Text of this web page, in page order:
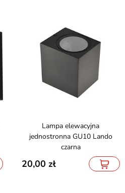
Lampa elewacyjna
jednostronna GU10 Lando
czarna
20,00